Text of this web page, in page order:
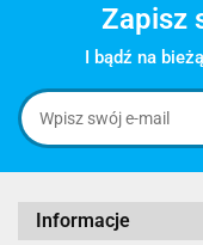
Zapisz
I bądź na
Informacje